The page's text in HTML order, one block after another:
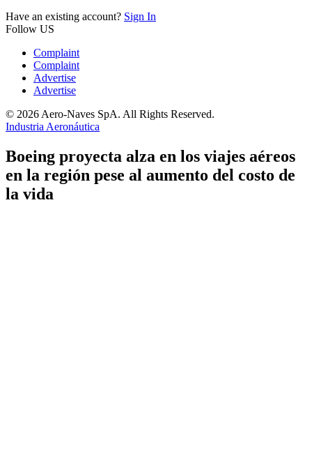
Have an existing account? Sign In
Follow US
Complaint
Complaint
Advertise
Advertise
© 2026 Aero-Naves SpA. All Rights Reserved.
Industria Aeronáutica
Boeing proyecta alza en los viajes aéreos
en la región pese al aumento del costo de
la vida